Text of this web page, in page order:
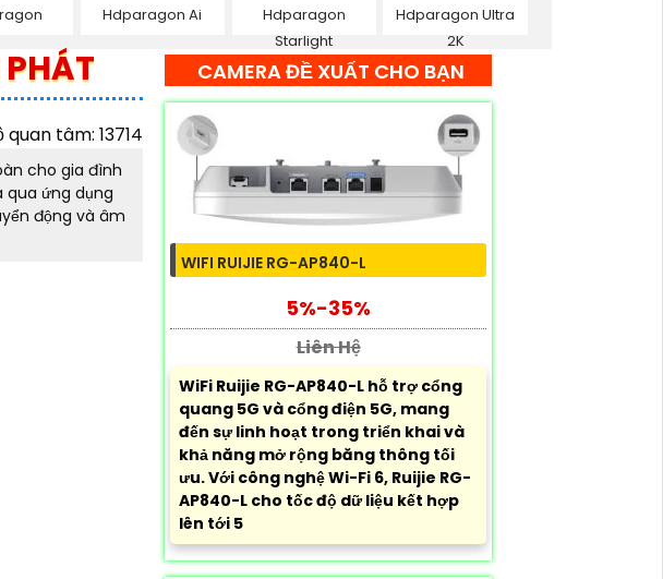
Hdparagon Ai
Hdparagon
Starlight
Hdparagon Ultra
2K
quan tâm: 13714
cho gia đình
qua ứng dụng
động và âm
CAMERA ĐỀ XUẤT CHO BẠN
WIFI RUIJIE RG-AP840-L
5%-35%
Liên Hệ
WiFi Ruijie RG-AP840-L hỗ trợ cổng
quang 5G và cổng điện 5G, mang
đến sự linh hoạt trong triển khai và
khả năng mở rộng băng thông tối
ưu. Với công nghệ Wi-Fi 6, Ruijie RG-
AP840-L cho tốc độ dữ liệu kết hợp
lên tới 5